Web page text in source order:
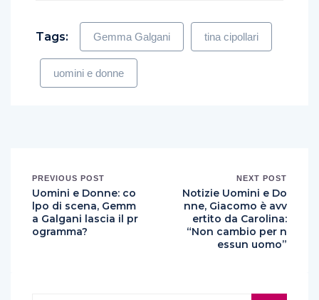
Tags: Gemma Galgani tina cipollari
uomini e donne
PREVIOUS POST
Uomini e Donne: co
lpo di scena, Gemm
a Galgani lascia il pr
ogramma?
NEXT POST
Notizie Uomini e Do
nne, Giacomo è avv
ertito da Carolina:
“Non cambio per n
essun uomo”